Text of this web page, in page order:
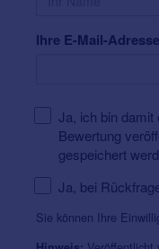
Ihre E-Mail-
Ja, ich bin
Bewertung
gespeichert
Ja, bei
Sie können Ihre